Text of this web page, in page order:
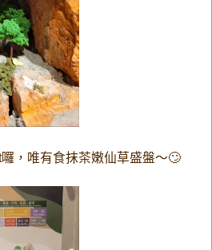
，唯有食抹茶嫩仙草盛盤～🙄